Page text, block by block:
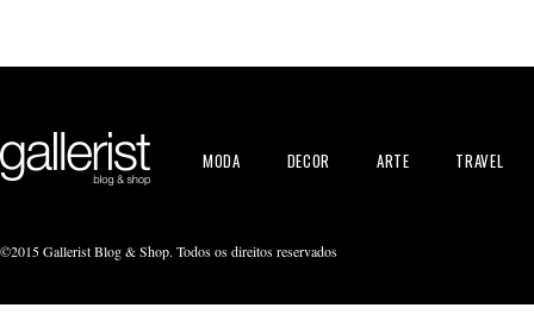
MODA DECOR ARTE TRAVEL
©2015 Gallerist Blog & Shop. Todos os direitos reservados